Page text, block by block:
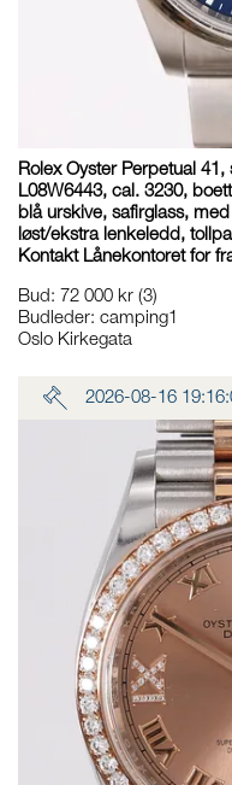
Rolex Oyster Perpetual
L08W6443, cal. 3230,
blå urskive, safirglass,
løst/ekstra lenkeledd,
Kontakt Lånekontoret for
Bud: 72 000 kr (3)
Budleder: camping1
Oslo Kirkegata
2026-08-16